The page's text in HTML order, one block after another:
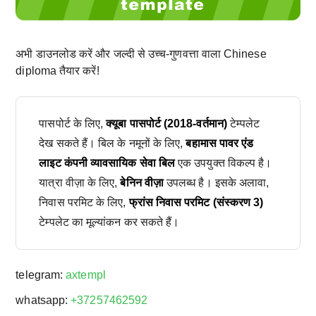
अभी डाउनलोड करें और जल्दी से उच्च-गुणवत्ता वाला Chinese
diploma तैयार करें!
पासपोर्ट के लिए,क्यूबा पासपोर्ट (2018-वर्तमान)टेम्पलेट
देख सकते हैं। बिल के नमूनों के लिए,बहामास पावर एंड
लाइट कंपनी व्यावसायिक सेवा बिलएक उपयुक्त विकल्प है।
यात्रा वीज़ा के लिए,बेनिन वीज़ाउपलब्ध है। इसके अलावा,
निवास परमिट के लिए,फ्रांस निवास परमिट (संस्करण 3)
टेम्पलेट का मूल्यांकन कर सकते हैं।
telegram:axtempl
whatsapp:+37257462592